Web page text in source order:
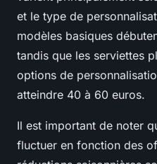
et le type de
modèles basiques
tandis que les serviettes
options de
atteindre 40 à 60 euros.
Il est important de noter
fluctuer en fonction des